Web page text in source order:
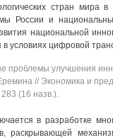
стран мира
России и
национальной
в условиях цифровой
проблемы улучшения
// Экономика и
(16 назв.).
в разработке
раскрывающей